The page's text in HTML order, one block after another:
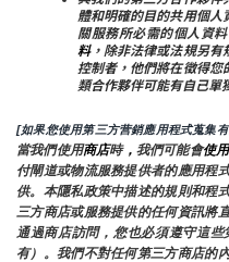
體和明確的目的共用個
關服務所必需的個人資
料，除非法律或法規另有
控制者，他們將在徵得
類合作夥伴可能有自己單
[如果您使用第三方营銷應用程式蒐集
當我們使用商店時， 我們可能會使用
付閘道或物流服務提供者的應用程
供。本隱私政策中描述的規則和程
三方商店或服務提供的任何資訊將
通過商店訪問，您也必須遵守這
有）。我們不對任何第三方商店的